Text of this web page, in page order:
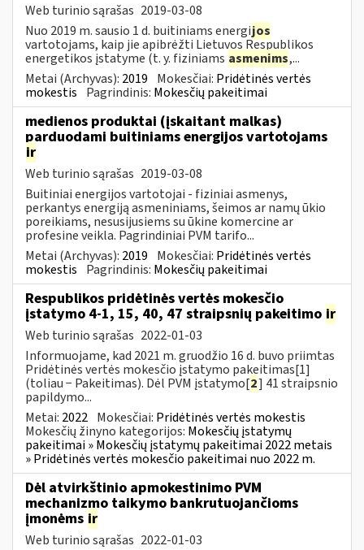
Web turinio sąrašas 2019-03-08
Nuo 2019 m. sausio 1 d. buitiniams energijos
vartotojams, kaip jie apibrėžti Lietuvos Respublikos
energetikos įstatyme (t. y. fiziniams asmenims,...
Metai (Archyvas): 2019 Mokesčiai: Pridėtinės vertės
mokestis Pagrindinis: Mokesčių pakeitimai
medienos produktai (įskaitant malkas)
parduodami buitiniams energijos vartotojams
ir
Web turinio sąrašas 2019-03-08
Buitiniai energijos vartotojai - fiziniai asmenys,
perkantys energiją asmeniniams, šeimos ar namų ūkio
poreikiams, nesusijusiems su ūkine komercine ar
profesine veikla. Pagrindiniai PVM tarifo...
Metai (Archyvas): 2019 Mokesčiai: Pridėtinės vertės
mokestis Pagrindinis: Mokesčių pakeitimai
Respublikos pridėtinės vertės mokesčio
įstatymo 4-1, 15, 40, 47 straipsnių pakeitimo ir
Web turinio sąrašas 2022-01-03
Informuojame, kad 2021 m. gruodžio 16 d. buvo priimtas
Pridėtinės vertės mokesčio įstatymo pakeitimas[1]
(toliau − Pakeitimas). Dėl PVM įstatymo[2] 41 straipsnio
papildymo...
Metai: 2022 Mokesčiai: Pridėtinės vertės mokestis
Mokesčių žinyno kategorijos: Mokesčių įstatymų
pakeitimai » Mokesčių įstatymų pakeitimai 2022 metais
» Pridėtinės vertės mokesčio pakeitimai nuo 2022 m.
Dėl atvirkštinio apmokestinimo PVM
mechanizmo taikymo bankrutuojančioms
įmonėms ir
Web turinio sąrašas 2022-01-03